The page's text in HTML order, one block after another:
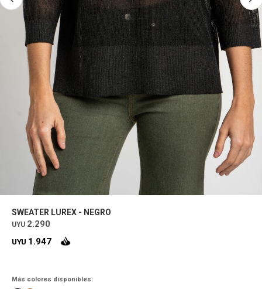
SWEATER LUREX - NEGRO
UYU 2.290
UYU 1.947
Más colores disponibles: